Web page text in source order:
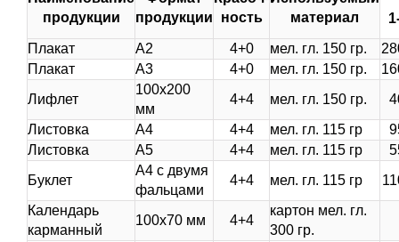
продукции
продукции
ность
материал
Плакат
А2 4+0 мел. гл. 150 гр.
Плакат
А3 4+0 мел. гл. 150 гр.
Лифлет
100х200
мм
4+4 мел. гл. 150 гр.
Листовка
А4 4+4 мел. гл. 115 гр
Листовка
А5 4+4 мел. гл. 115 гр
Буклет
А4 с двумя
фальцами
4+4 мел. гл. 115 гр
Календарь
карманный
100х70 мм 4+4
картон мел. гл.
300 гр.